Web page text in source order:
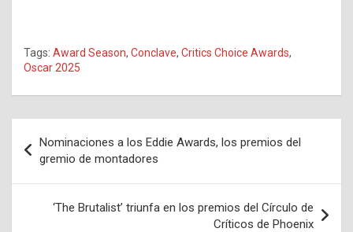
Tags: Award Season, Conclave, Critics Choice Awards,
Oscar 2025
de
entradas
Nominaciones a los Eddie Awards, los premios del
gremio de montadores
‘The Brutalist’ triunfa en los premios del Círculo de
Críticos de Phoenix